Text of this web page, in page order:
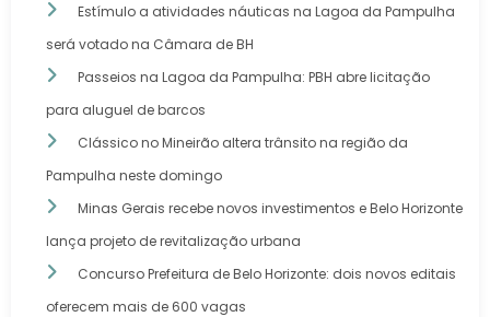
Estímulo a atividades náuticas na Lagoa da Pampulha
será votado na Câmara de BH
Passeios na Lagoa da Pampulha: PBH abre licitação
para aluguel de barcos
Clássico no Mineirão altera trânsito na região da
Pampulha neste domingo
Minas Gerais recebe novos investimentos e Belo Horizonte
lança projeto de revitalização urbana
Concurso Prefeitura de Belo Horizonte: dois novos editais
oferecem mais de 600 vagas